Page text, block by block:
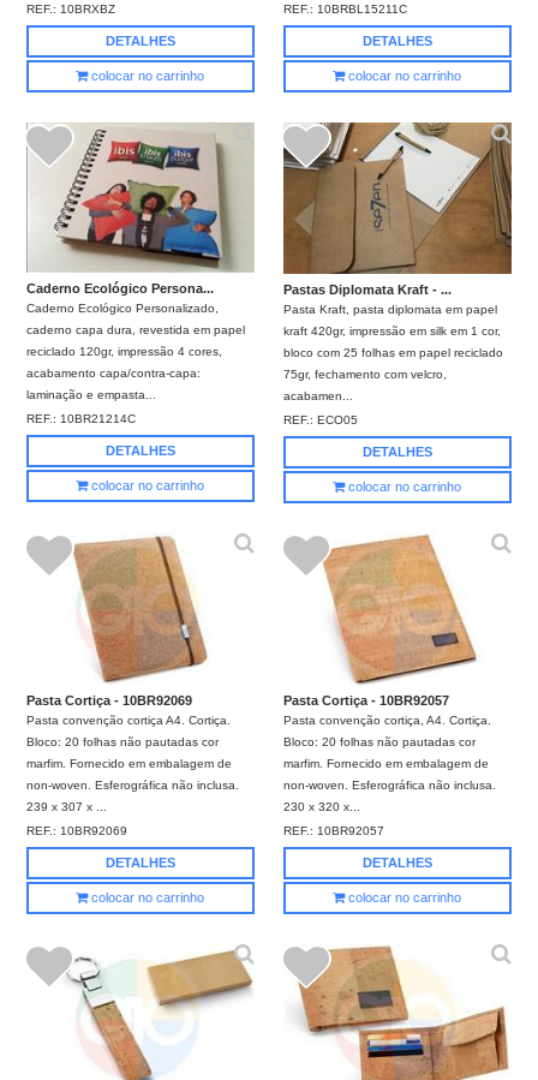
REF.:10BRXBZ
DETALHES
colocar no carrinho
REF.:10BRBL15211C
DETALHES
colocar no carrinho
Caderno Ecológico Persona...
Caderno Ecológico Personalizado,
caderno capa dura, revestida em papel
reciclado 120gr, impressão 4 cores,
acabamento capa/contra-capa:
laminação e empasta...
REF.:10BR21214C
DETALHES
colocar no carrinho
Pastas Diplomata Kraft - ...
Pasta Kraft, pasta diplomata em papel
kraft 420gr, impressão em silk em 1 cor,
bloco com 25 folhas em papel reciclado
75gr, fechamento com velcro,
acabamen...
REF.:ECO05
DETALHES
colocar no carrinho
Pasta Cortiça - 10BR92069
Pasta convenção cortiça A4. Cortiça.
Bloco: 20 folhas não pautadas cor
marfim. Fornecido em embalagem de
non-woven. Esferográfica não inclusa.
239 x 307 x ...
REF.: 10BR92069
DETALHES
colocar no carrinho
Pasta Cortiça - 10BR92057
Pasta convenção cortiça, A4. Cortiça.
Bloco: 20 folhas não pautadas cor
marfim. Fornecido em embalagem de
non-woven. Esferográfica não inclusa.
230 x 320 x...
REF.: 10BR92057
DETALHES
colocar no carrinho